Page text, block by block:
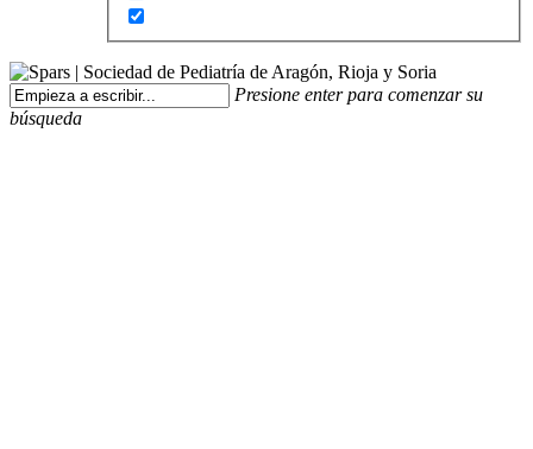
Presione enter para comenzar su
búsqueda